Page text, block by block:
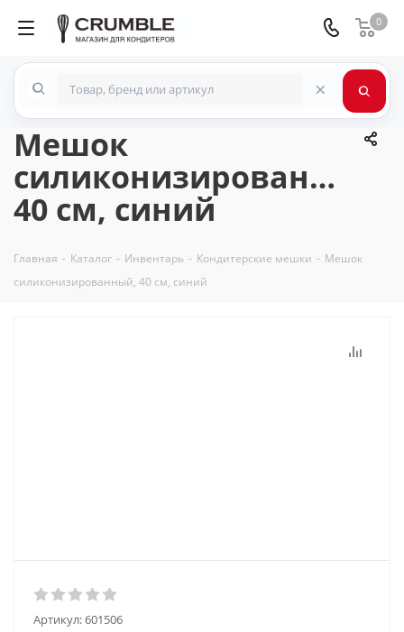
0
×
Мешок
силиконизированный,
40 см, синий
Главная - Каталог - Инвентарь - Кондитерские мешки - Мешок
силиконизированный, 40 см, синий
Артикул:601506